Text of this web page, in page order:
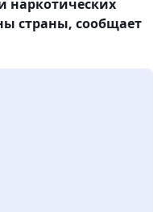
наркотических
страны, сообщает